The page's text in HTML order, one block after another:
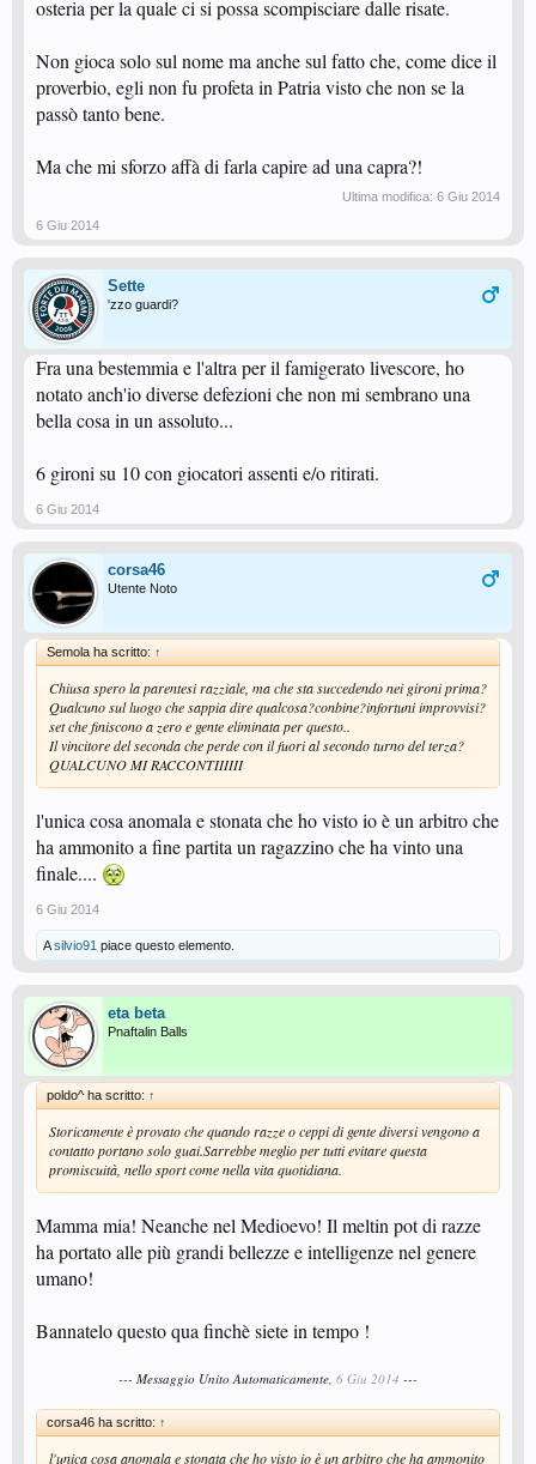
osteria per la quale ci si possa scompisciare dalle risate.
Non gioca solo sul nome ma anche sul fatto che, come dice il
proverbio, egli non fu profeta in Patria visto che non se la
passò tanto bene.
Ma che mi sforzo affà di farla capire ad una capra?!
Ultima modifica: 6 Giu 2014
6 Giu 2014
Sette
'zzo guardi?
Fra una bestemmia e l'altra per il famigerato livescore, ho
notato anch'io diverse defezioni che non mi sembrano una
bella cosa in un assoluto...
6 gironi su 10 con giocatori assenti e/o ritirati.
6 Giu 2014
corsa46
Utente Noto
Semola ha scritto: ↑
Chiusa spero la parentesi razziale, ma che sta succedendo nei gironi prima?
Qualcuno sul luogo che sappia dire qualcosa?conbine?infortuni improvvisi?
set che finiscono a zero e gente eliminata per questo..
Il vincitore del seconda che perde con il fuori al secondo turno del terza?
QUALCUNO MI RACCONTIIIIII
l'unica cosa anomala e stonata che ho visto io è un arbitro che
ha ammonito a fine partita un ragazzino che ha vinto una
finale....
6 Giu 2014
Asilvio91 piace questo elemento.
eta beta
Pnaftalin Balls
poldo^ ha scritto: ↑
Storicamente è provato che quando razze o ceppi di gente diversi vengono a
contatto portano solo guai.Sarrebbe meglio per tutti evitare questa
promiscuità, nello sport come nella vita quotidiana.
Mamma mia! Neanche nel Medioevo! Il meltin pot di razze
ha portato alle più grandi bellezze e intelligenze nel genere
umano!
Bannatelo questo qua finchè siete in tempo !
--- Messaggio Unito Automaticamente, 6 Giu 2014 ---
corsa46 ha scritto: ↑
l'unica cosa anomala e stonata che ho visto io è un arbitro che ha ammonito